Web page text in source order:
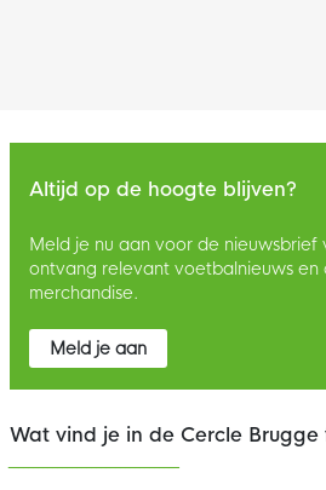
Altijd op de hoogte blijven?
Meld je nu aan voor de nieuwsbrief
ontvang relevant voetbalnieuws en
merchandise.
Meld je aan
Wat vind je in de Cercle Brugge